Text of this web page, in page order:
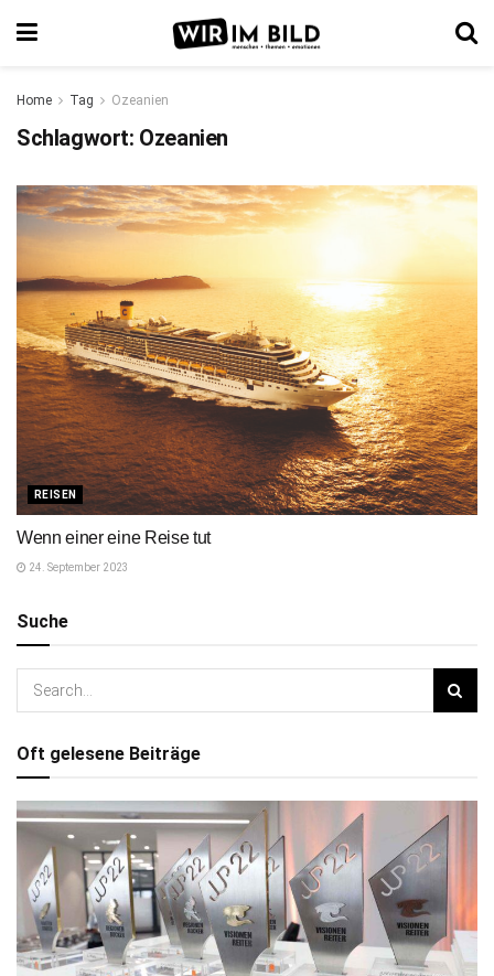
Home Tag Ozeanien
Schlagwort: Ozeanien
REISEN
Wenn einer eine Reise tut
24. September 2023
Suche
Oft gelesene Beiträge